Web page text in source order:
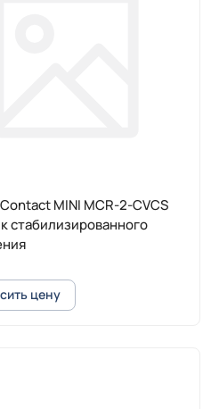
MINI MCR-2-CVCS
стабилизированного
цену